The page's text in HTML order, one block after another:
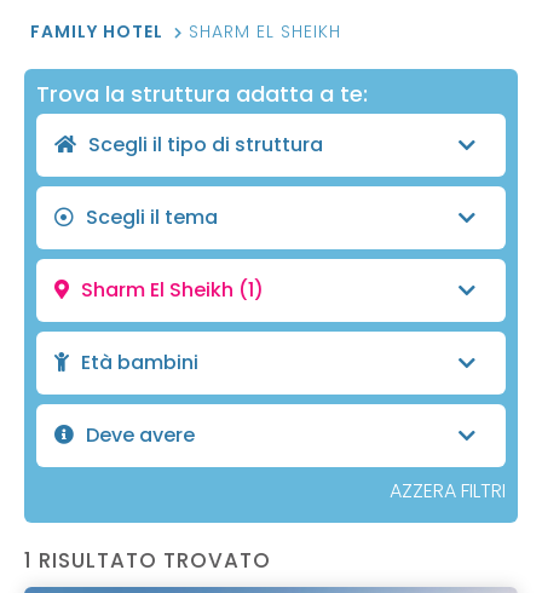
FAMILY HOTEL SHARM EL SHEIKH
Trova la struttura adatta a te:
Scegli il tipo di struttura
Scegli il tema
Sharm El Sheikh (1)
Età bambini
Deve avere
AZZERA FILTRI
1 RISULTATO TROVATO